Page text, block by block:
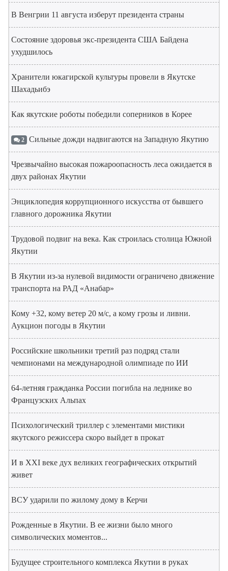
В Венгрии 11 августа изберут президента страны
Состояние здоровья экс-президента США Байдена
ухудшилось
Хранители юкагирской культуры провели в Якутске
Шахадьибэ
Как якутские роботы победили соперников в Корее
2 Сильные дожди надвигаются на Западную Якутию
Чрезвычайно высокая пожароопасность леса ожидается в
двух районах Якутии
Энциклопедия коррупционного искусства от бывшего
главного дорожника Якутии
Трудовой подвиг на века. Как строилась столица Южной
Якутии
В Якутии из-за нулевой видимости ограничено движение
транспорта на РАД «Анабар»
Кому +32, кому ветер 20 м/с, а кому грозы и ливни.
Аукцион погоды в Якутии
Российские школьники третий раз подряд стали
чемпионами на международной олимпиаде по ИИ
64-летняя гражданка России погибла на леднике во
Французских Альпах
Психологический триллер с элементами мистики
якутского режиссера скоро выйдет в прокат
И в XXI веке дух великих географических открытий
живет
ВСУ ударили по жилому дому в Керчи
Рожденные в Якутии. В ее жизни было много
символических моментов...
Будущее строительного комплекса Якутии в руках